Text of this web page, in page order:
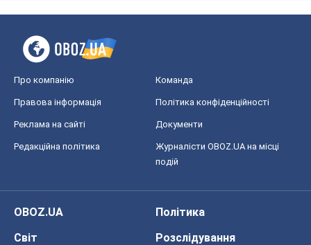
Про компанію Команда
Правова інформація Політика конфіденційності
Реклама на сайті Документи
Редакційна політика
Журналісти OBOZ.UA на місці
подій
OBOZ.UA
Політика
Світ
Розслідування